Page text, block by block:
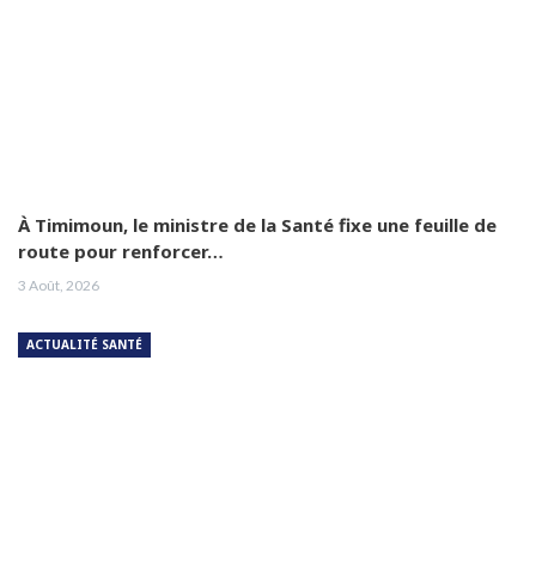
À Timimoun, le ministre de la Santé fixe une feuille de
route pour renforcer…
3 Août, 2026
ACTUALITÉ SANTÉ